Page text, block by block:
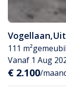
Vogellaan,
111 m²
Vanaf 1 Aug
€ 2.100/